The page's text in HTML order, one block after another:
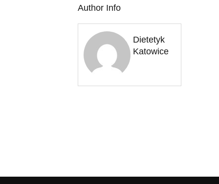
Author Info
Dietetyk
Katowice